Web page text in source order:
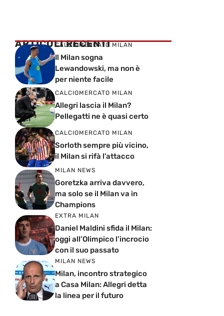
ARTICOLI RECENTI
CALCIOMERCATO MILAN
Il Milan sogna
Lewandowski, ma non è
per niente facile
CALCIOMERCATO MILAN
Allegri lascia il Milan?
Pellegatti ne è quasi certo
CALCIOMERCATO MILAN
Sorloth sempre più vicino,
il Milan si rifà l’attacco
MILAN NEWS
Goretzka arriva davvero,
ma solo se il Milan va in
Champions
EXTRA MILAN
Daniel Maldini sfida il Milan:
oggi all’Olimpico l’incrocio
con il suo passato
MILAN NEWS
Milan, incontro strategico
a Casa Milan: Allegri detta
la linea per il futuro